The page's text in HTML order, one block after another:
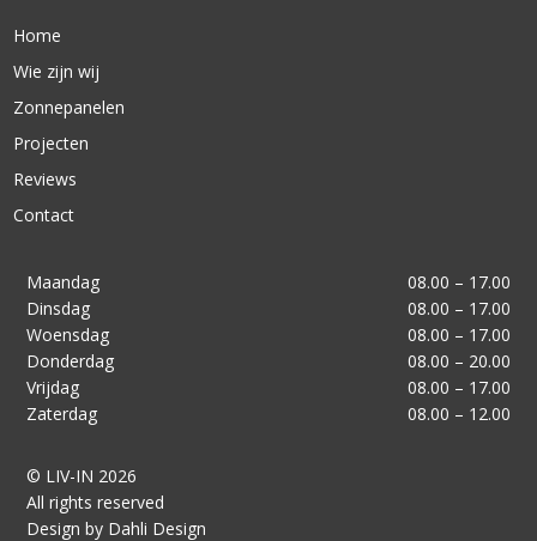
Home
Wie zijn wij
Zonnepanelen
Projecten
Reviews
Contact
Maandag
08.00 – 17.00
Dinsdag
08.00 – 17.00
Woensdag
08.00 – 17.00
Donderdag
08.00 – 20.00
Vrijdag
08.00 – 17.00
Zaterdag
08.00 – 12.00
© LIV-IN 2026
All rights reserved
Design by Dahli Design